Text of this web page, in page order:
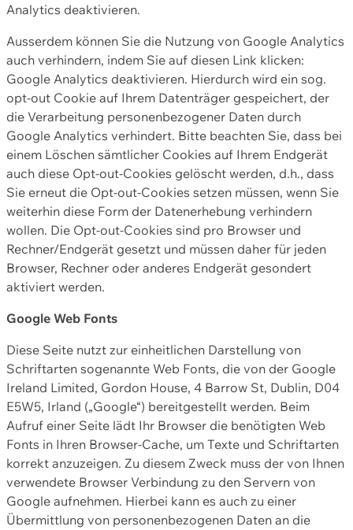
Analytics deaktivieren.
Ausserdem können Sie die Nutzung von Google Analytics
auch verhindern, indem Sie auf diesen Link klicken:
Google Analytics deaktivieren. Hierdurch wird ein sog.
opt-out Cookie auf Ihrem Datenträger gespeichert, der
die Verarbeitung personenbezogener Daten durch
Google Analytics verhindert. Bitte beachten Sie, dass bei
einem Löschen sämtlicher Cookies auf Ihrem Endgerät
auch diese Opt-out-Cookies gelöscht werden, d.h., dass
Sie erneut die Opt-out-Cookies setzen müssen, wenn Sie
weiterhin diese Form der Datenerhebung verhindern
wollen. Die Opt-out-Cookies sind pro Browser und
Rechner/Endgerät gesetzt und müssen daher für jeden
Browser, Rechner oder anderes Endgerät gesondert
aktiviert werden.
Google Web Fonts
Diese Seite nutzt zur einheitlichen Darstellung von
Schriftarten sogenannte Web Fonts, die von der Google
Ireland Limited, Gordon House, 4 Barrow St, Dublin, D04
E5W5, Irland („Google“) bereitgestellt werden. Beim
Aufruf einer Seite lädt Ihr Browser die benötigten Web
Fonts in Ihren Browser-Cache, um Texte und Schriftarten
korrekt anzuzeigen. Zu diesem Zweck muss der von Ihnen
verwendete Browser Verbindung zu den Servern von
Google aufnehmen. Hierbei kann es auch zu einer
Übermittlung von personenbezogenen Daten an die